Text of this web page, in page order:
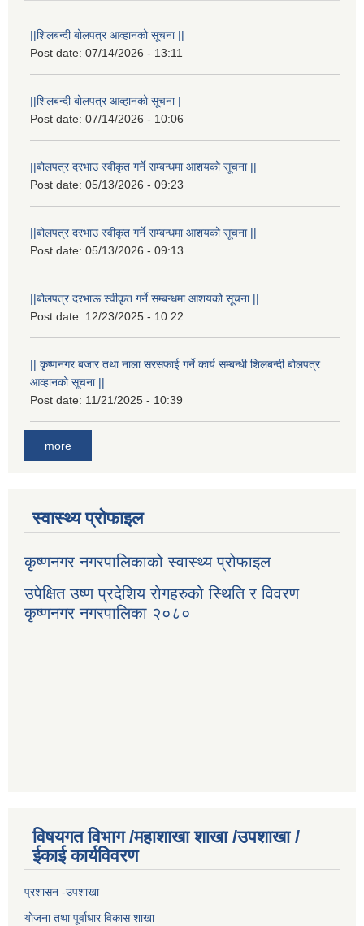
||शिलबन्दी बोलपत्र आव्हानको सूचना ||
Post date: 07/14/2026 - 13:11
||शिलबन्दी बोलपत्र आव्हानको सूचना |
Post date: 07/14/2026 - 10:06
||बोलपत्र दरभाउ स्वीकृत गर्ने सम्बन्धमा आशयको सूचना ||
Post date: 05/13/2026 - 09:23
||बोलपत्र दरभाउ स्वीकृत गर्ने सम्बन्धमा आशयको सूचना ||
Post date: 05/13/2026 - 09:13
||बोलपत्र दरभाऊ स्वीकृत गर्ने सम्बन्धमा आशयको सूचना ||
Post date: 12/23/2025 - 10:22
|| कृष्णनगर बजार तथा नाला सरसफाई गर्ने कार्य सम्बन्धी शिलबन्दी बोलपत्र
आव्हानको सूचना ||
Post date: 11/21/2025 - 10:39
more
स्वास्थ्य प्रोफाइल
कृष्णनगर नगरपालिकाको स्वास्थ्य प्रोफाइल
उपेक्षित उष्ण प्रदेशिय रोगहरुको स्थिति र विवरण
कृष्णनगर नगरपालिका २०८०
विषयगत विभाग /महाशाखा शाखा /उपशाखा /
ईकाई कार्यविवरण
प्रशासन -उपशाखा
योजना तथा पूर्वाधार विकास शाखा